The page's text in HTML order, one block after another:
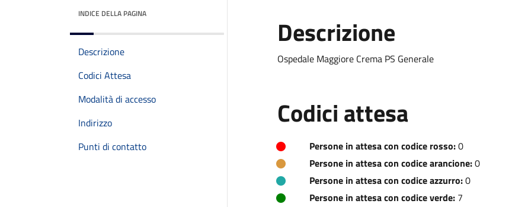
INDICE DELLA PAGINA
Descrizione
Codici Attesa
Modalità di accesso
Indirizzo
Punti di contatto
Descrizione
Ospedale Maggiore Crema PS Generale
Codici attesa
Persone in attesa con codice rosso:0
Persone in attesa con codice arancione:0
Persone in attesa con codice azzurro:0
Persone in attesa con codice verde:7